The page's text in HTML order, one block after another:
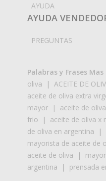
AYUDA
AYUDA
PREGUNTAS
Palabras y Frases Mas
oliva | ACEITE DE
aceite de oliva extra
mayor | aceite de
frio | aceite de oliva x
de oliva en argentina |
mayorista de aceite de
aceite de oliva |
argentina | prensada